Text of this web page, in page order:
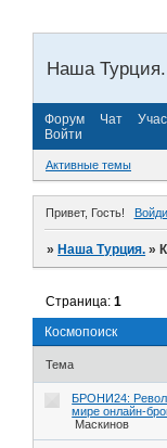
Наша Турция.
Форум Чат
Войти
Активные темы
Привет, Гость!
»Наша Турция. »
Космопоиск
Страница:1
Тема
БРОНИ24:
мире онлайн-
Маскинов